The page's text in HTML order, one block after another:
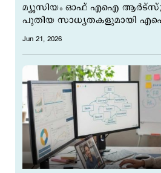
മ്യൂസിയം ഓഫ് എഐ ആർട്സ്;
പുതിയ സാധ്യതകളുമായി
Jun 21, 2026